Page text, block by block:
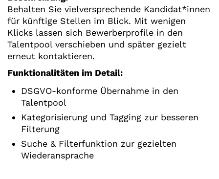
Behalten Sie vielversprechende Kandidat*innen
für künftige Stellen im Blick. Mit wenigen
Klicks lassen sich Bewerberprofile in den
Talentpool verschieben und später gezielt
erneut kontaktieren.
Funktionalitäten im Detail:
DSGVO-konforme Übernahme in den
Talentpool
Kategorisierung und Tagging zur besseren
Filterung
Suche & Filterfunktion zur gezielten
Wiederansprache